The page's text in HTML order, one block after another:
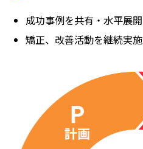
成功事例を共有・水平展開
矯正、改善活動を継続実施